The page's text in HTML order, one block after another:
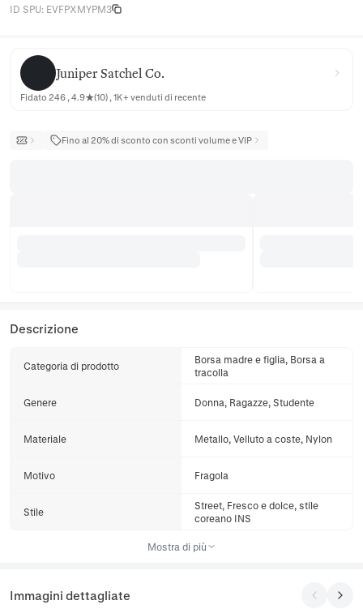
ID SPU: EVFPXMYPM3
Juniper Satchel Co.
Juniper Satchel Co.
Fidato 246 , 4.9★(10) , 1K+ venduti di recente
Fino al 20% di sconto con sconti volume e VIP
Descrizione
Categoria di prodotto
Borsa madre e figlia, Borsa a
tracolla
Genere Donna, Ragazze, Studente
Materiale Metallo, Velluto a coste, Nylon
Motivo Fragola
Stile
Street, Fresco e dolce, stile
coreano INS
Mostra di più
Immagini dettagliate